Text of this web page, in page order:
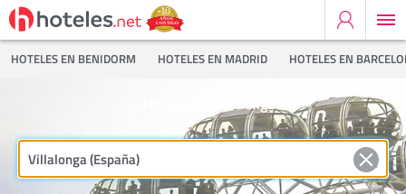
HOTELES EN BENIDORM HOTELES EN MADRID HOTELES EN
Hoteles en Villalonga